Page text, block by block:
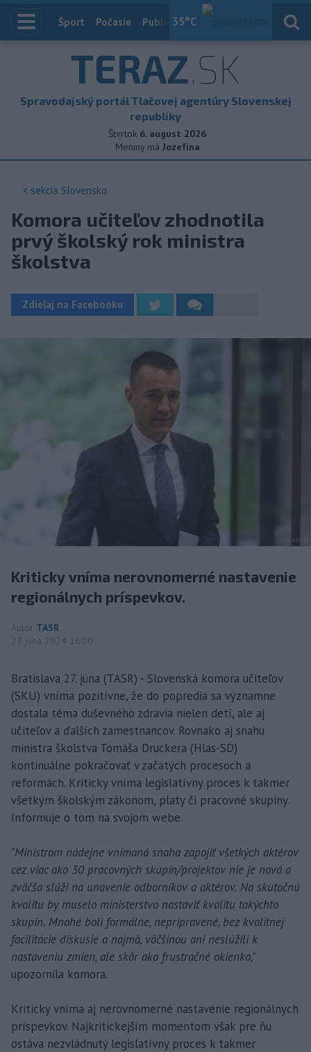
35°C
Index
Šport Počasie Publicistika
TERAZ.SK
Spravodajský portál Tlačovej agentúry Slovenskej
republiky
Štvrtok 6. august 2026
Meniny má Jozefína
< sekcia Slovensko
Komora učiteľov zhodnotila
prvý školský rok ministra
školstva
Zdieľaj na Facebooku
Kriticky vníma nerovnomerné nastavenie
regionálnych príspevkov.
Autor TASR
27. júna 2024 16:00
Bratislava 27. júna (TASR) - Slovenská komora učiteľov
(SKU) vníma pozitívne, že do popredia sa významne
dostala téma duševného zdravia nielen detí, ale aj
učiteľov a ďalších zamestnancov. Rovnako aj snahu
ministra školstva Tomáša Druckera (Hlas-SD)
kontinuálne pokračovať v začatých procesoch a
reformách. Kriticky vníma legislatívny proces k takmer
všetkým školským zákonom, platy či pracovné skupiny.
Informuje o tom na svojom webe.
"Ministrom nádejne vnímaná snaha zapojiť všetkých aktérov
cez viac ako 30 pracovných skupín/projektov nie je nová a
zväčša slúži na unavenie odborníkov a aktérov. Na skutočnú
kvalitu by muselo ministerstvo nastaviť kvalitu takýchto
skupín. Mnohé boli formálne, nepripravené, bez kvalitnej
facilitácie diskusie a najmä, väčšinou ani neslúžili k
nastaveniu zmien, ale skôr ako frustračné okienko,"
upozornila komora.
Kriticky vníma aj nerovnomerné nastavenie regionálnych
príspevkov. Najkritickejším momentom však pre ňu
ostáva nezvládnutý legislatívny proces k takmer